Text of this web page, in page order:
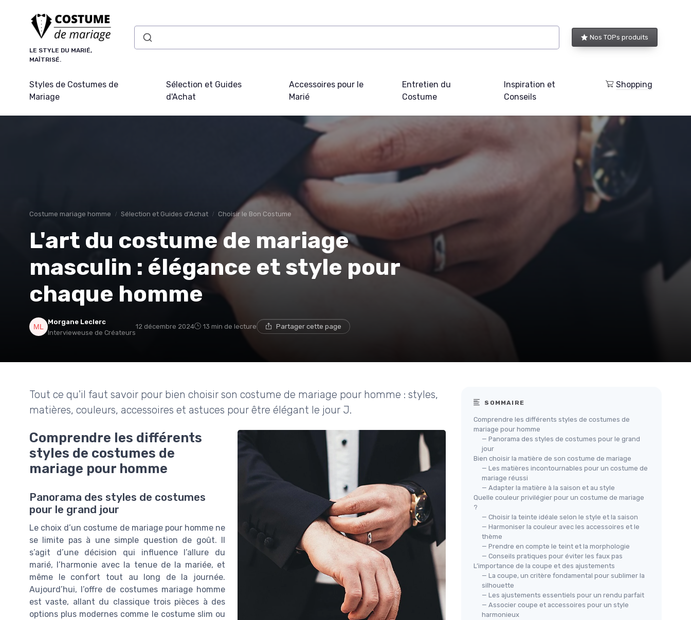
LE STYLE DU MARIÉ,
MAÎTRISÉ.
Nos TOPs produits
Styles de Costumes de
Mariage
Sélection et Guides
d'Achat
Accessoires pour le
Marié
Entretien du
Costume
Inspiration et
Conseils
Shopping
Costume mariage homme Sélection et Guides d'Achat Choisir le Bon Costume
L'art du costume de mariage
masculin : élégance et style pour
chaque homme
Morgane Leclerc
Intervieweuse de Créateurs
12 décembre 2024 13 min de lecture Partager cette page
Tout ce qu'il faut savoir pour bien choisir son costume de mariage pour homme : styles,
matières, couleurs, accessoires et astuces pour être élégant le jour J.
Comprendre les différents
styles de costumes de
mariage pour homme
Panorama des styles de costumes
pour le grand jour
Le choix d’un costume de mariage pour homme ne
se limite pas à une simple question de goût. Il
s’agit d’une décision qui influence l’allure du
marié, l’harmonie avec la tenue de la mariée, et
même le confort tout au long de la journée.
Aujourd’hui, l’offre de costumes mariage homme
est vaste, allant du classique trois pièces à des
options plus modernes comme le costume slim ou
SOMMAIRE
Comprendre les différents styles de costumes de
mariage pour homme
— Panorama des styles de costumes pour le grand
jour
Bien choisir la matière de son costume de mariage
— Les matières incontournables pour un costume de
mariage réussi
— Adapter la matière à la saison et au style
Quelle couleur privilégier pour un costume de mariage
?
— Choisir la teinte idéale selon le style et la saison
— Harmoniser la couleur avec les accessoires et le
thème
— Prendre en compte le teint et la morphologie
— Conseils pratiques pour éviter les faux pas
L’importance de la coupe et des ajustements
— La coupe, un critère fondamental pour sublimer la
silhouette
— Les ajustements essentiels pour un rendu parfait
— Associer coupe et accessoires pour un style
harmonieux